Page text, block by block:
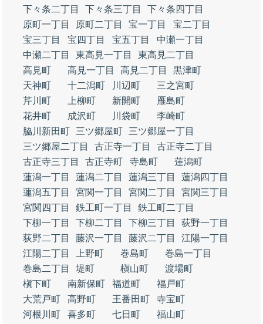
下々条二丁目
下々条三丁目
下々条四丁目
原町一丁目
原町二丁目 宝一丁目
宝二丁目
宝三丁目
宝四丁目 宝五丁目
中瀬一丁目
中瀬二丁目
東高見一丁目
東高見二丁目
高見町
高見一丁目 高見二丁目
黒津町
天神町
十二潟町 川辺町
三之宮町
芹川町
上柳町 新開町
雁島町
花井町
成沢町 川袋町
李崎町
脇川新田町
三ツ郷屋町
三ツ郷屋一丁目
三ツ郷屋二丁目
古正寺一丁目
古正寺二丁目
古正寺三丁目
古正寺町 寺島町
蓮潟町
蓮潟一丁目
蓮潟二丁目 蓮潟三丁目
蓮潟四丁目
蓮潟五丁目
宮関一丁目 宮関二丁目
宮関三丁目
宮関四丁目
鉄工町一丁目
鉄工町二丁目
下柳一丁目
下柳二丁目 下柳三丁目
荻野一丁目
荻野二丁目
藤沢一丁目 藤沢二丁目
江陽一丁目
江陽二丁目
上野町 巻島町
巻島一丁目
巻島二丁目
堤町 槇山町
渡場町
槇下町
南新保町 福道町
福戸町
大荒戸町
高野町 王番田町
寺宝町
河根川町
喜多町 七日町
福山町